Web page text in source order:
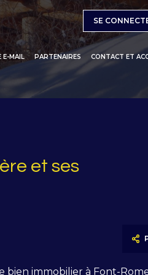
SE
/ CHALETS
E-MAIL PARTENAIRES CONTACT ET
et ses
bien immobilier à Font-